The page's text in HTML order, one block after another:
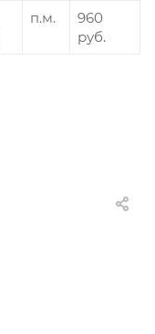
п.м.
960
руб.